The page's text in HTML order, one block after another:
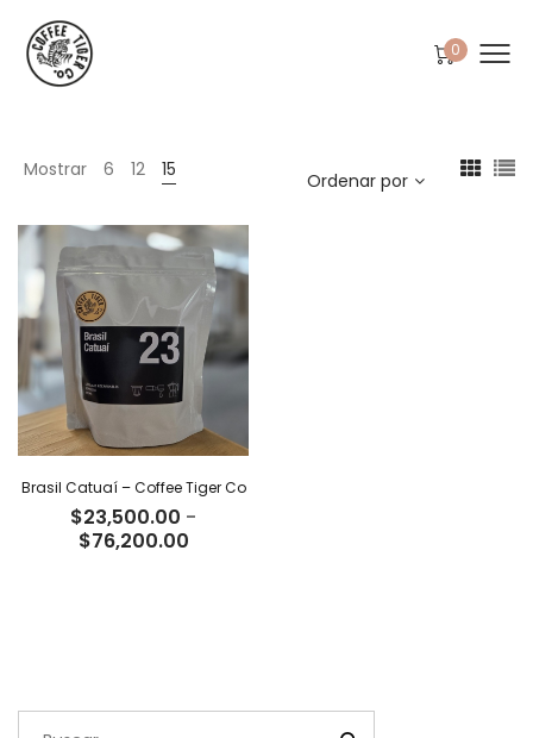
0
Mostrar 6 12 15 Ordenar por
Brasil Catuaí – Coffee Tiger Co
$23,500.00 -
$76,200.00Rango